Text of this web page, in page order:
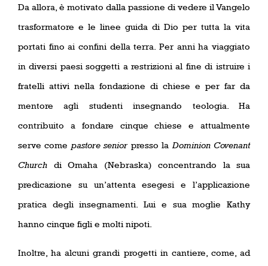
Da allora, è motivato dalla passione di vedere il Vangelo
trasformatore e le linee guida di Dio per tutta la vita
portati fino ai confini della terra. Per anni ha viaggiato
in diversi paesi soggetti a restrizioni al fine di istruire i
fratelli attivi nella fondazione di chiese e per far da
mentore agli studenti insegnando teologia. Ha
contribuito a fondare cinque chiese e attualmente
serve come pastore seniorpresso la Dominion Covenant
Church di Omaha (Nebraska) concentrando la sua
predicazione su un’attenta esegesi e l’applicazione
pratica degli insegnamenti. Lui e sua moglie Kathy
hanno cinque figli e molti nipoti.
Inoltre, ha alcuni grandi progetti in cantiere, come, ad